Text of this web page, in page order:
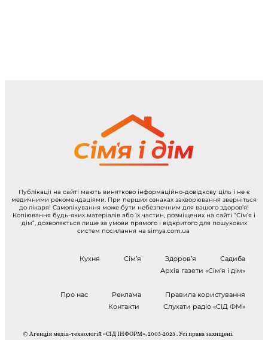
Публікації на сайті мають винятково інформаційно-довідкову ціль і не є
медичними рекомендаціями. При перших ознаках захворювання зверніться
до лікаря! Самолікування може бути небезпечним для вашого здоров’я!
Копіювання будь-яких матеріалів або їх частин, розміщених на сайті “Сім’я і
дім”, дозволяється лише за умови прямого і відкритого для пошукових
систем посилання на simya.com.ua
Кухня Сім’я Здоров’я
Садиба
Архів газети «Сім’я і дім»
Про нас Реклама
Правила користування
Контакти
Слухати радіо «СіД ФМ»
© Агенція медіа-технологій «СІД ІНФОРМ», 2003-2023 . Усі права захищені.